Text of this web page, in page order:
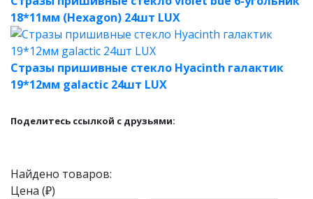
18*11мм (Hexagon) 24шт LUX
Стразы пришивные стекло Hyacinth галактик
19*12мм galactic 24шт LUX
Поделитесь ссылкой с друзьями:
Найдено товаров:
Цена (₽)